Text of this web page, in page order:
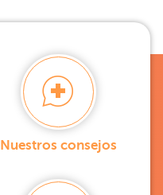
Nuestros consejos